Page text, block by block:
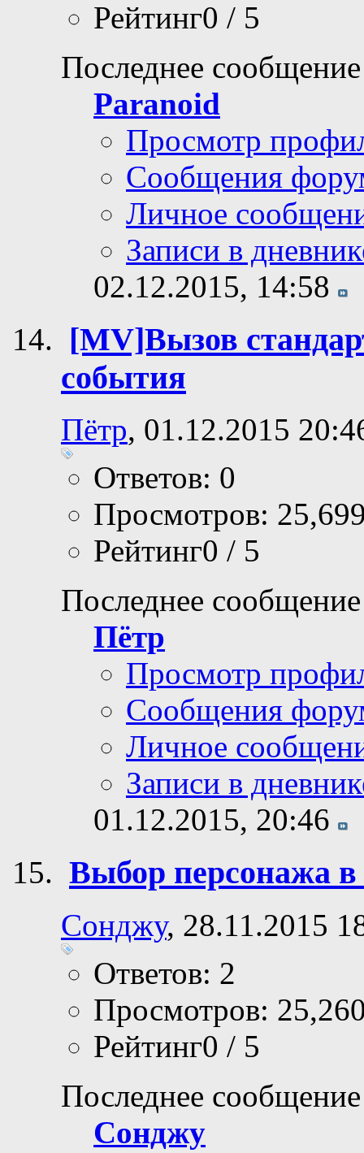
Ответов: 19
Просмотров:
Рейтинг0 / 5
Последнее
Paranoid
Просмотр
Сообщения
Личное
Записи в
02.12.2015,14:58
[MV]Вызов
события
Пётр, 01.12.2015
Ответов: 0
Просмотров:
Рейтинг0 / 5
Последнее
Пётр
Просмотр
Сообщения
Личное
Записи в
01.12.2015,20:46
Выбор персонажа
Сонджу, 28.11.2015
Ответов: 2
Просмотров:
Рейтинг0 / 5